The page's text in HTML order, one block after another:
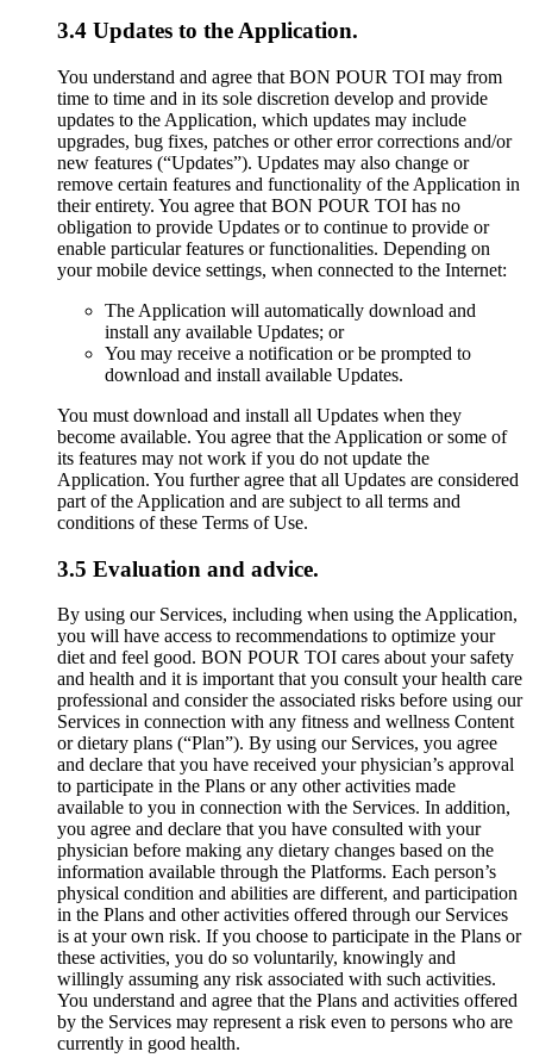
3.4 Updates to the Application.
You understand and agree that BON POUR TOI may from
time to time and in its sole discretion develop and provide
updates to the Application, which updates may include
upgrades, bug fixes, patches or other error corrections and/or
new features (“Updates”). Updates may also change or
remove certain features and functionality of the Application in
their entirety. You agree that BON POUR TOI has no
obligation to provide Updates or to continue to provide or
enable particular features or functionalities. Depending on
your mobile device settings, when connected to the Internet:
The Application will automatically download and
install any available Updates; or
You may receive a notification or be prompted to
download and install available Updates.
You must download and install all Updates when they
become available. You agree that the Application or some of
its features may not work if you do not update the
Application. You further agree that all Updates are considered
part of the Application and are subject to all terms and
conditions of these Terms of Use.
3.5 Evaluation and advice.
By using our Services, including when using the Application,
you will have access to recommendations to optimize your
diet and feel good. BON POUR TOI cares about your safety
and health and it is important that you consult your health care
professional and consider the associated risks before using our
Services in connection with any fitness and wellness Content
or dietary plans (“Plan”). By using our Services, you agree
and declare that you have received your physician’s approval
to participate in the Plans or any other activities made
available to you in connection with the Services. In addition,
you agree and declare that you have consulted with your
physician before making any dietary changes based on the
information available through the Platforms. Each person’s
physical condition and abilities are different, and participation
in the Plans and other activities offered through our Services
is at your own risk. If you choose to participate in the Plans or
these activities, you do so voluntarily, knowingly and
willingly assuming any risk associated with such activities.
You understand and agree that the Plans and activities offered
by the Services may represent a risk even to persons who are
currently in good health.